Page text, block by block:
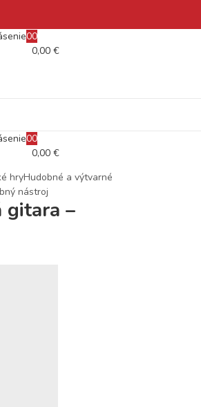
00
0,00 €
00
0,00 €
hryHudobné a výtvarné
nástroj
gitara –